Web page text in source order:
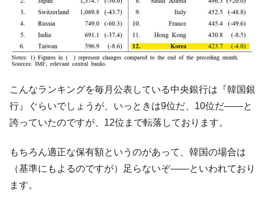
こんなランキングを毎月公表している中央銀行は『韓国銀
行』ぐらいでしょうが、いっときは9位だ、10位だ――と
誇っていたのですが、12位まで転落しております。
もちろん適正な保有額というのがあって、韓国の場合は
（基準にもよるのですが）足らないぞ――といわれており
ます。